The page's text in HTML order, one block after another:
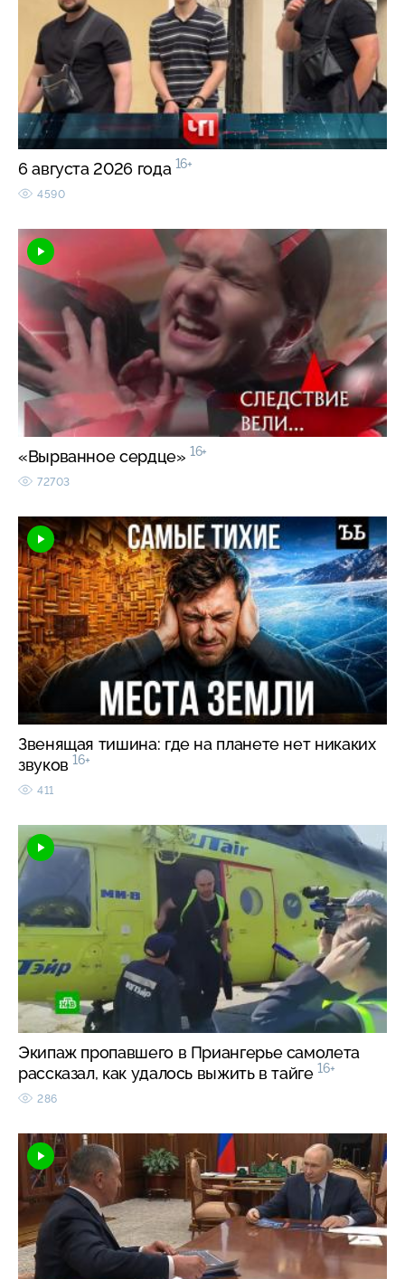
6 августа 2026 года 16+
4590
«Вырванное сердце» 16+
72703
Звенящая тишина: где на планете нет никаких
звуков 16+
411
Экипаж пропавшего в Приангерье самолета
рассказал, как удалось выжить в тайге 16+
286